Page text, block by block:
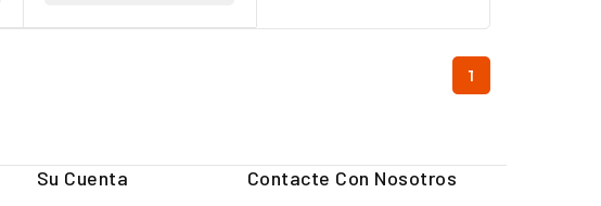
1
Su Cuenta Contacte Con Nosotros